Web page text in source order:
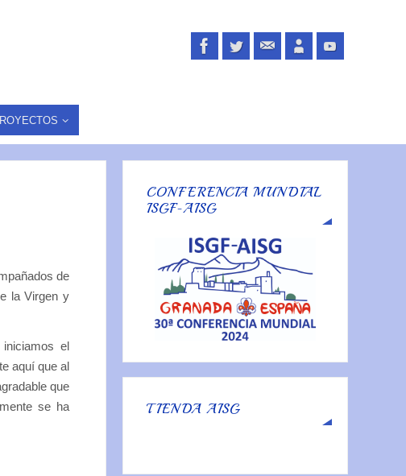
de
la Virgen y
el
aquí que al
que
se ha
CONFERENCIA MUNDIAL
ISGF-AISG
TIENDA AISG